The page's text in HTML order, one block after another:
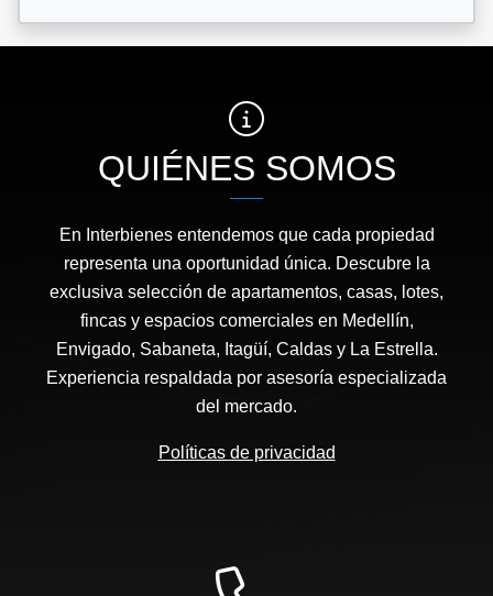
QUIÉNES SOMOS
En Interbienes entendemos que cada propiedad
representa una oportunidad única. Descubre la
exclusiva selección de apartamentos, casas, lotes,
fincas y espacios comerciales en Medellín,
Envigado, Sabaneta, Itagüí, Caldas y La Estrella.
Experiencia respaldada por asesoría especializada
del mercado.
Políticas de privacidad